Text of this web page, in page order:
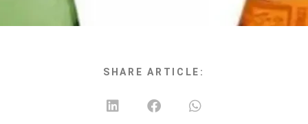
SHARE ARTICLE: